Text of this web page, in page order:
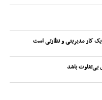
کار مدیریتی و نظارتی است
بی‌تفاوت باشد